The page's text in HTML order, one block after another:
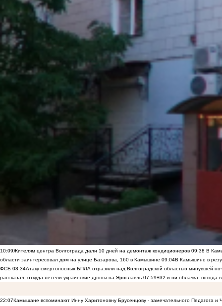
10:09Жителям центра Волгограда дали 10 дней на демонтаж кондиционеров 09:38 В
области заинтересовал дом на улице Базарова, 160 в Камышине 09:04В Камышине в
ФСБ 08:34Атаку смертоносных БПЛА отразили над Волгоградской областью минувшей
рассказал, откуда летели украинские дроны на Ярославль 07:59+32 и ни облачка: погода
22:07Камышане вспоминают Инну Харитоновну Брусенцову - замечательного Педагога и